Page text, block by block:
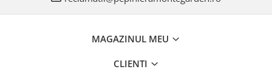
MAGAZINUL MEU
CLIENTI